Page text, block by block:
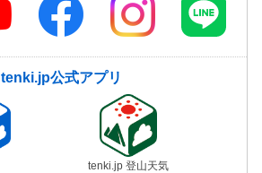
tenki.jp公式アプリ
tenki.jp 登山天気